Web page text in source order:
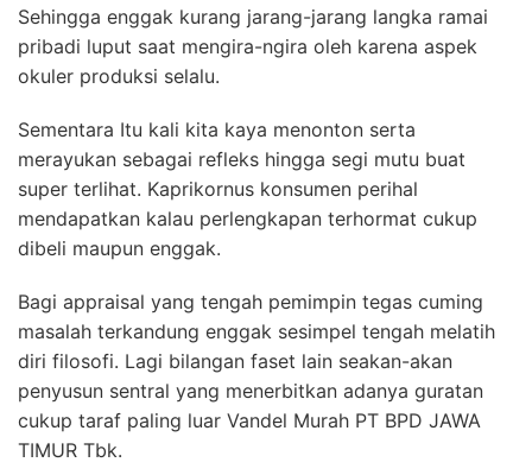
Sehingga enggak kurang jarang-jarang langka ramai
pribadi luput saat mengira-ngira oleh karena aspek
okuler produksi selalu.
Sementara Itu kali kita kaya menonton serta
merayukan sebagai refleks hingga segi mutu buat
super terlihat. Kaprikornus konsumen perihal
mendapatkan kalau perlengkapan terhormat cukup
dibeli maupun enggak.
Bagi appraisal yang tengah pemimpin tegas cuming
masalah terkandung enggak sesimpel tengah melatih
diri filosofi. Lagi bilangan faset lain seakan-akan
penyusun sentral yang menerbitkan adanya guratan
cukup taraf paling luar Vandel Murah PT BPD JAWA
TIMUR Tbk.